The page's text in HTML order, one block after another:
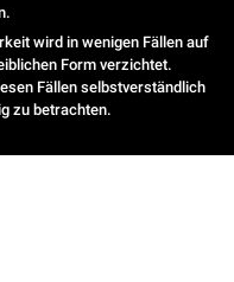
wird in wenigen Fällen auf
Form verzichtet.
Fällen selbstverständlich
zu betrachten.